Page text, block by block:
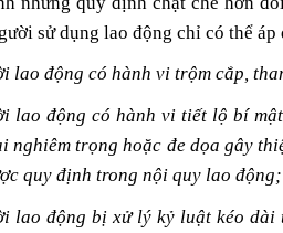
sử dụng lao động chỉ có thể
lao động có hành vi trộm cắp,
lao động có hành vi tiết lộ bí
nghiêm trọng hoặc đe dọa gây
quy định trong nội quy lao động;
lao động bị xử lý kỷ luật kéo